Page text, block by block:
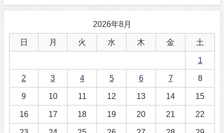
2026年8月
日 月 火 水 木 金 土
1
2 3 4 5 6 7 8
9 10 11 12 13 14 15
16 17 18 19 20 21 22